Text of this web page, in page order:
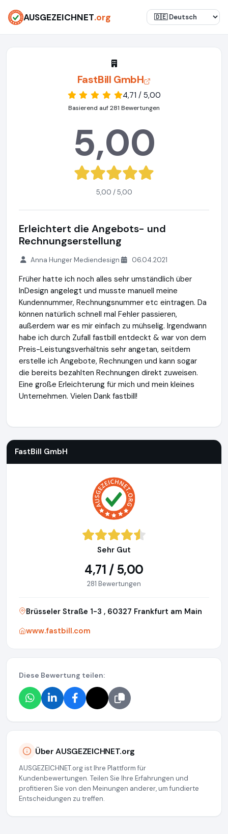
AUSGEZEICHNET.org
FastBill GmbH
4,71 / 5,00
Basierend auf 281 Bewertungen
5,00
5,00 / 5,00
Erleichtert die Angebots- und
Rechnungserstellung
Anna Hunger Mediendesign 06.04.2021
Früher hatte ich noch alles sehr umständlich über
InDesign angelegt und musste manuell meine
Kundennummer, Rechnungsnummer etc eintragen. Da
können natürlich schnell mal Fehler passieren,
außerdem war es mir einfach zu mühselig. Irgendwann
habe ich durch Zufall fastbill entdeckt & war von dem
Preis-Leistungsverhältnis sehr angetan, seitdem
erstelle ich Angebote, Rechnungen und kann sogar
die bereits bezahlten Rechnungen direkt zuweisen.
Eine große Erleichterung für mich und mein kleines
Unternehmen. Vielen Dank fastbill!
FastBill GmbH
Sehr Gut
4,71 / 5,00
281 Bewertungen
Brüsseler Straße 1-3 , 60327 Frankfurt am Main
www.fastbill.com
Diese Bewertung teilen:
Über AUSGEZEICHNET.org
AUSGEZEICHNET.org ist Ihre Plattform für
Kundenbewertungen. Teilen Sie Ihre Erfahrungen und
profitieren Sie von den Meinungen anderer, um fundierte
Entscheidungen zu treffen.